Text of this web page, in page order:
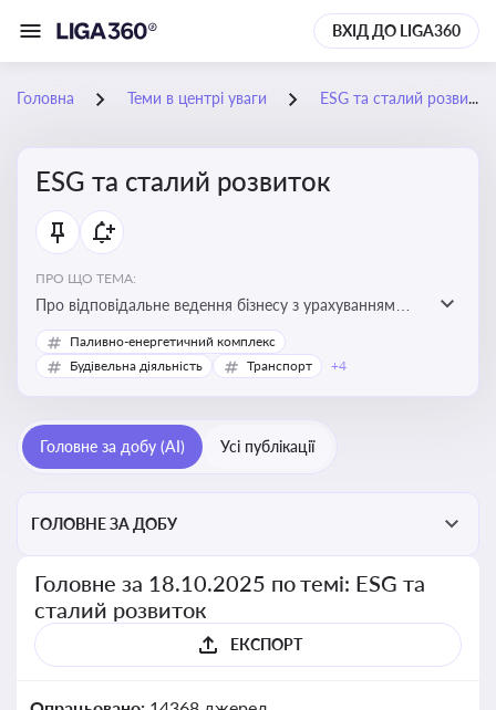
ВХІД ДО LIGA360
Головна Теми в центрі уваги ESG та сталий розвиток
ESG та сталий розвиток
ПРО ЩО ТЕМА:
Про відповідальне ведення бізнесу з урахуванням
екологічних, соціальних та управлінських факторів
для досягнення довгострокової сталості
Паливно-енергетичний комплекс
Будівельна діяльність
Транспорт +4
Головне за добу (AI) Усі публікації
ГОЛОВНЕ ЗА ДОБУ
Головне за 18.10.2025 по темі: ESG та
сталий розвиток
ЕКСПОРТ